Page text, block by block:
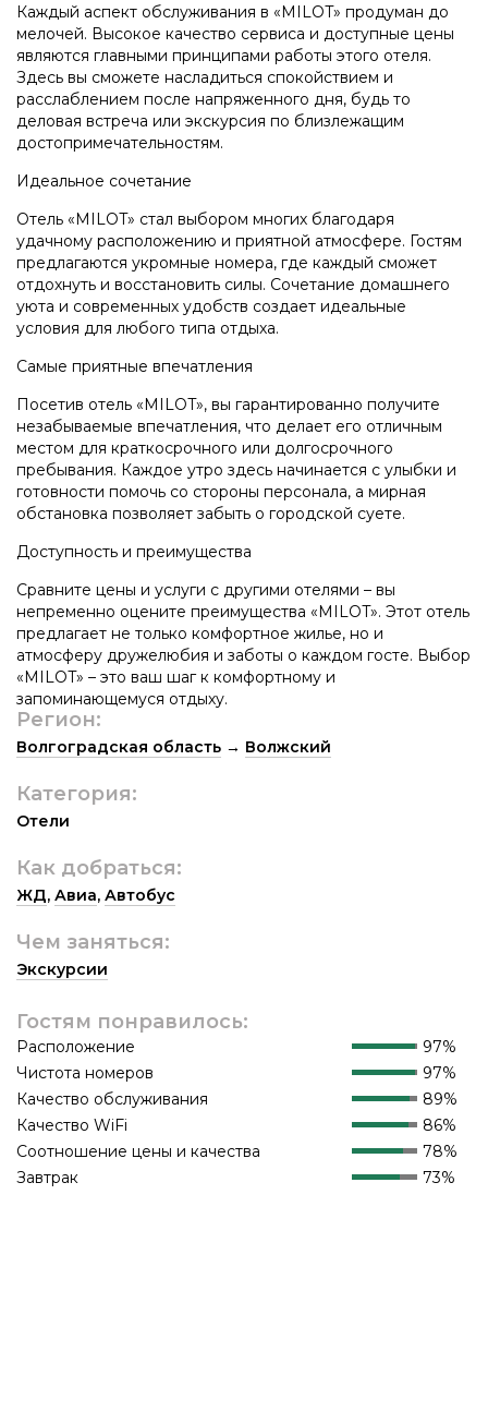
Каждый аспект обслуживания в «MILOT» продуман до
мелочей. Высокое качество сервиса и доступные цены
являются главными принципами работы этого отеля.
Здесь вы сможете насладиться спокойствием и
расслаблением после напряженного дня, будь то
деловая встреча или экскурсия по близлежащим
достопримечательностям.
Идеальное сочетание
Отель «MILOT» стал выбором многих благодаря
удачному расположению и приятной атмосфере. Гостям
предлагаются укромные номера, где каждый сможет
отдохнуть и восстановить силы. Сочетание домашнего
уюта и современных удобств создает идеальные
условия для любого типа отдыха.
Самые приятные впечатления
Посетив отель «MILOT», вы гарантированно получите
незабываемые впечатления, что делает его отличным
местом для краткосрочного или долгосрочного
пребывания. Каждое утро здесь начинается с улыбки и
готовности помочь со стороны персонала, а мирная
обстановка позволяет забыть о городской суете.
Доступность и преимущества
Сравните цены и услуги с другими отелями – вы
непременно оцените преимущества «MILOT». Этот отель
предлагает не только комфортное жилье, но и
атмосферу дружелюбия и заботы о каждом госте. Выбор
«MILOT» – это ваш шаг к комфортному и
запоминающемуся отдыху.
Регион:
Волгоградская область → Волжский
Категория:
Отели
Как добраться:
ЖД, Авиа, Автобус
Чем заняться:
Экскурсии
Гостям понравилось:
Расположение
97%
Чистота номеров
97%
Качество обслуживания
89%
Качество WiFi
86%
Соотношение цены и качества
78%
Завтрак
73%